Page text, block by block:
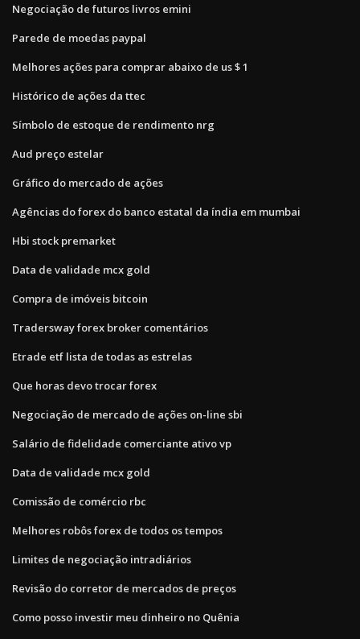
Negociação de futuros livros emini
Parede de moedas paypal
Melhores ações para comprar abaixo de us $ 1
Histórico de ações da ttec
Símbolo de estoque de rendimento nrg
Aud preço estelar
Gráfico do mercado de ações
Agências do forex do banco estatal da índia em mumbai
Hbi stock premarket
Data de validade mcx gold
Compra de imóveis bitcoin
Tradersway forex broker comentários
Etrade etf lista de todas as estrelas
Que horas devo trocar forex
Negociação de mercado de ações on-line sbi
Salário de fidelidade comerciante ativo vp
Data de validade mcx gold
Comissão de comércio rbc
Melhores robôs forex de todos os tempos
Limites de negociação intradiários
Revisão do corretor de mercados de preços
Como posso investir meu dinheiro no Quênia